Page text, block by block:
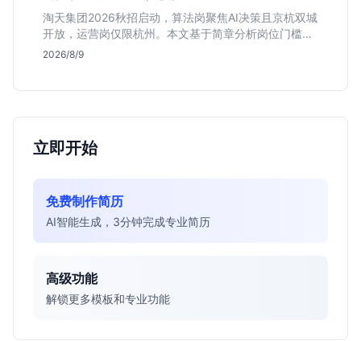
淘天集团2026秋招启动，算法岗聚焦AI决策且京杭双城
开放，运营岗仅限杭州。本文基于简章分析岗位门槛、
薪资行情及适合人群，帮应届生判断是否值得投递。
2026/8/9
立即开始
免费制作简历
AI智能生成，3分钟完成专业简历
高级功能
解锁更多模板和专业功能